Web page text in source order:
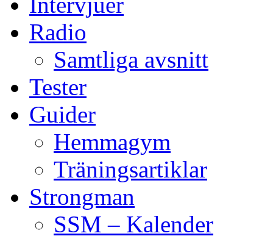
Radio
Samtliga avsnitt
Tester
Guider
Hemmagym
Träningsartiklar
Strongman
SSM – Kalender